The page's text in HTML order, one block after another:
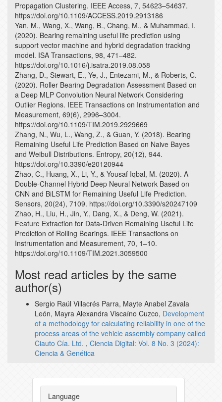
Propagation Clustering. IEEE Access, 7, 54623–54637.
https://doi.org/10.1109/ACCESS.2019.2913186
Yan, M., Wang, X., Wang, B., Chang, M., & Muhammad, I.
(2020). Bearing remaining useful life prediction using
support vector machine and hybrid degradation tracking
model. ISA Transactions, 98, 471–482.
https://doi.org/10.1016/j.isatra.2019.08.058
Zhang, D., Stewart, E., Ye, J., Entezami, M., & Roberts, C.
(2020). Roller Bearing Degradation Assessment Based on
a Deep MLP Convolution Neural Network Considering
Outlier Regions. IEEE Transactions on Instrumentation and
Measurement, 69(6), 2996–3004.
https://doi.org/10.1109/TIM.2019.2929669
Zhang, N., Wu, L., Wang, Z., & Guan, Y. (2018). Bearing
Remaining Useful Life Prediction Based on Naive Bayes
and Weibull Distributions. Entropy, 20(12), 944.
https://doi.org/10.3390/e20120944
Zhao, C., Huang, X., Li, Y., & Yousaf Iqbal, M. (2020). A
Double-Channel Hybrid Deep Neural Network Based on
CNN and BiLSTM for Remaining Useful Life Prediction.
Sensors, 20(24), 7109. https://doi.org/10.3390/s20247109
Zhao, H., Liu, H., Jin, Y., Dang, X., & Deng, W. (2021).
Feature Extraction for Data-Driven Remaining Useful Life
Prediction of Rolling Bearings. IEEE Transactions on
Instrumentation and Measurement, 70, 1–10.
https://doi.org/10.1109/TIM.2021.3059500
Most read articles by the same
author(s)
Sergio Raúl Villacrés Parra, Mayte Anabel Zavala
León, Mayra Alexandra Viscaíno Cuzco, Development
of a methodology for calculating reliability in one of the
process areas of the vehicle assembly company called
Ciauto Cía. Ltd. , Ciencia Digital: Vol. 8 No. 3 (2024):
Ciencia & Genética
Language